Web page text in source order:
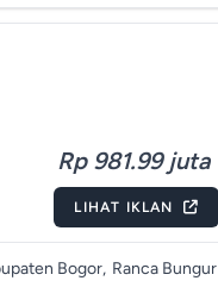
Rp 981.99 juta
LIHAT IKLAN
Bogor, Ranca Bungur